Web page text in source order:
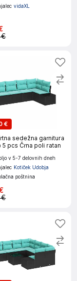
vidaXL
€
€
sedežna garnitura
5 pcs Črna poli ratan
v 5-7 delovnih dneh
Kotiček Udobja
poštnina
€